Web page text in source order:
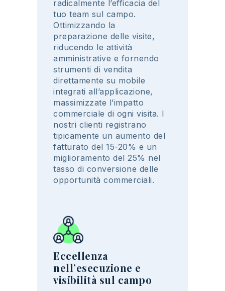
radicalmente l’efficacia del
tuo team sul campo.
Ottimizzando la
preparazione delle visite,
riducendo le attività
amministrative e fornendo
strumenti di vendita
direttamente su mobile
integrati all’applicazione,
massimizzate l’impatto
commerciale di ogni visita. I
nostri clienti registrano
tipicamente un aumento del
fatturato del 15-20% e un
miglioramento del 25% nel
tasso di conversione delle
opportunità commerciali.
Eccellenza
nell’esecuzione e
visibilità sul campo